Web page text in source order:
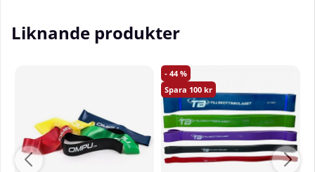
Liknande produkter
44
100